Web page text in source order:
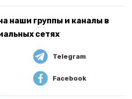
наши группы и каналы в
сетях
Telegram
Facebook